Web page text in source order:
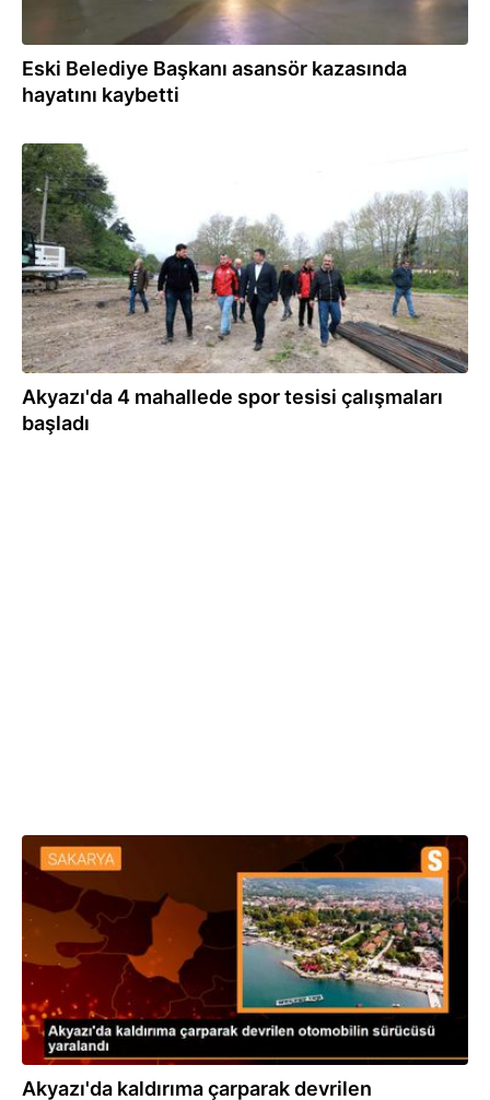
Eski Belediye Başkanı asansör kazasında
hayatını kaybetti
02.05.2025
Akyazı'da 4 mahallede spor tesisi çalışmaları
başladı
16.11.2022
Akyazı'da kaldırıma çarparak devrilen